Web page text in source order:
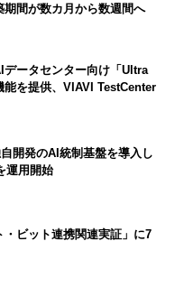
期間が数カ月から数週間へ
データセンター向け「Ultra
を提供、VIAVI TestCenter
開発のAI統制基盤を導入し
運用開始
・ビット連携関連実証」に7